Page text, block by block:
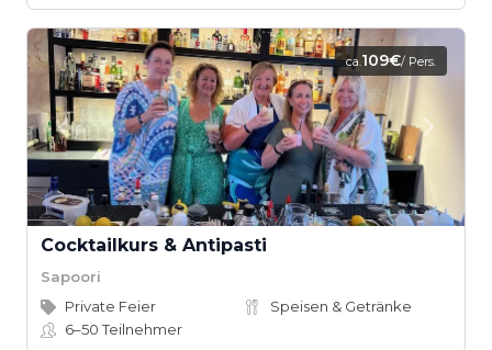
ca.109€/ Pers.
Cocktailkurs & Antipasti
Sapoori
Private Feier
Speisen & Getränke
6–50Teilnehmer